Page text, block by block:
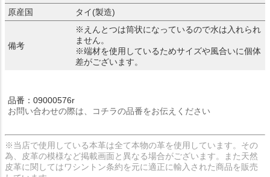
原産国
タイ(製造)
備考
※えんとつは筒状になっているので水は入れられ
ません。
※端材を使用しているためサイズや風合いに個体
差がございます。
品番：09000576r
お問い合わせの際は、コチラの品番をお伝えください
※当店で使用している本革は全て本物の革を使用しています。その
為、皮革の模様など掲載画面と異なる場合がございます。また天然
皮革に関してはワシントン条約を元に適正に輸入された商品を販売